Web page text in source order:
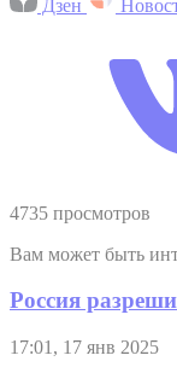
Дзен
4735 просмотров
Вам может быть
Россия
17:01, 17 янв 2025